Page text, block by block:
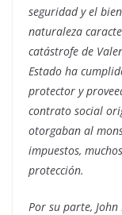
seguridad y el
naturaleza
catástrofe de
Estado ha
protector y
contrato social
otorgaban al
impuestos,
protección.
Por su parte,